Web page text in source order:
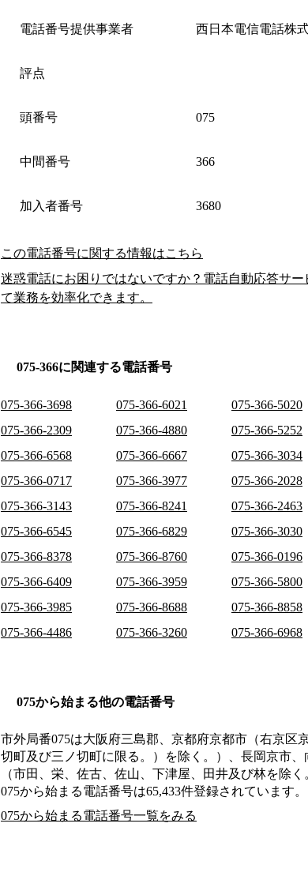
電話番号提供事業者 西日本電信電話株
評点
頭番号 075
中間番号 366
加入者番号 3680
この電話番号に関する情報はこちら
迷惑電話にお困りではないですか？電話自動応答サ
て業務を効率化できます。
075-366に関連する電話番号
075-366-3698 075-366-6021 075-366-5020
075-366-2309
075-366-4880 075-366-5252
075-366-6568
075-366-6667 075-366-3034
075-366-0717
075-366-3977 075-366-2028
075-366-3143
075-366-8241 075-366-2463
075-366-6545
075-366-6829 075-366-3030
075-366-8378
075-366-8760 075-366-0196
075-366-6409
075-366-3959 075-366-5800
075-366-3985
075-366-8688 075-366-8858
075-366-4486
075-366-3260 075-366-6968
075から始まる他の電話番号
市外局番075は大阪府三島郡、京都府京都市（右京区
切町及び三ノ切町に限る。）を除く。）、長岡京市
（市田、栄、佐古、佐山、下津屋、田井及び林を除く
075から始まる電話番号は65,433件登録されています。
075から始まる電話番号一覧をみる